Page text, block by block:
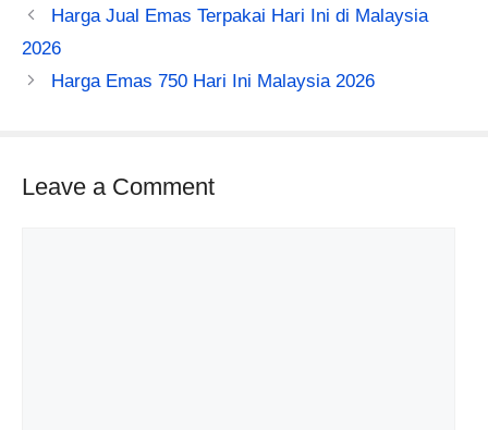
Harga Jual Emas Terpakai Hari Ini di Malaysia
2026
Harga Emas 750 Hari Ini Malaysia 2026
Leave a Comment